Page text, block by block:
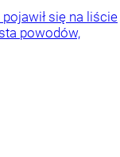
się na liście
powodów,